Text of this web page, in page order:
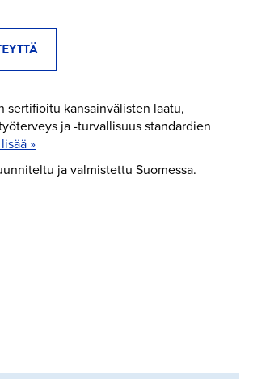
sertifioitu kansainvälisten laatu,
ja -turvallisuus standardien
»
ja valmistettu Suomessa.